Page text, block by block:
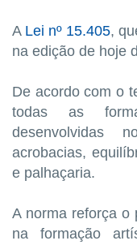
A Lei nº 15.405,
na edição de hoje
De acordo com o
todas as
desenvolvidas
acrobacias,
e palhaçaria.
A norma reforça o
na formação